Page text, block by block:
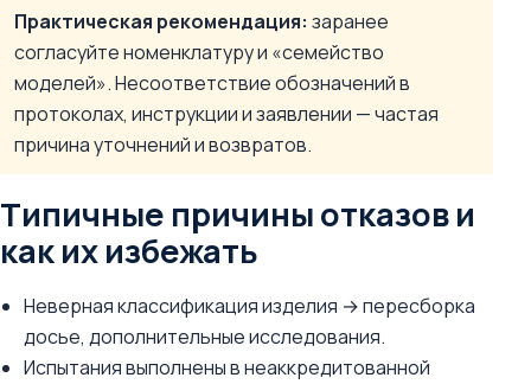
Практическая рекомендация: заранее
согласуйте номенклатуру и «семейство
моделей». Несоответствие обозначений в
протоколах, инструкции и заявлении — частая
причина уточнений и возвратов.
Типичные причины отказов и
как их избежать
Неверная классификация изделия → пересборка
досье, дополнительные исследования.
Испытания выполнены в неаккредитованной